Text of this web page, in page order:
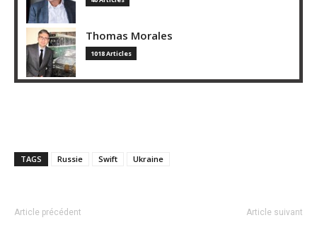
Thomas Morales
1018 Articles
TAGS Russie Swift Ukraine
Article précédent Article suivant